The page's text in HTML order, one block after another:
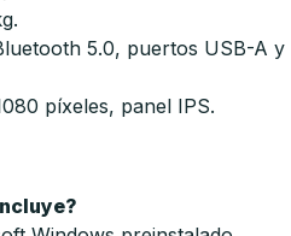
5.0, puertos USB-A y
píxeles, panel IPS.